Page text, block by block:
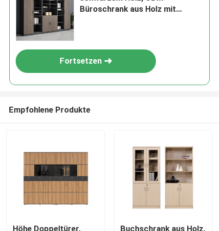
Büroschrank aus Holz mit
Fortsetzen
Empfohlene Produkte
Höhe Doppeltürer,
Buchschrank aus Holz,